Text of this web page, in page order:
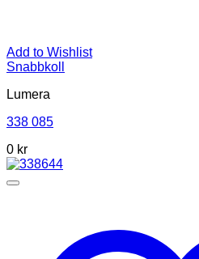
Add to Wishlist
Snabbkoll
Lumera
338 085
0 kr